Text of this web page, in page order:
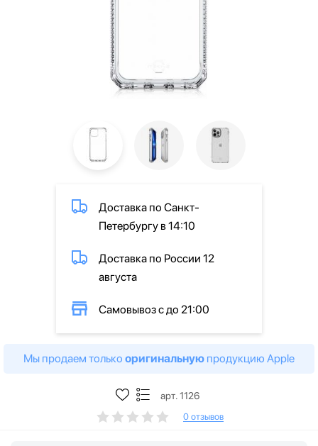
Доставка по Санкт-
Петербургу в 14:10
Доставка по России 12
августа
Самовывоз с до 21:00
Мы продаем только оригинальную продукцию Apple
арт. 1126
0 отзывов